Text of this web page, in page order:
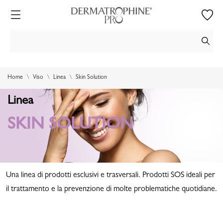
Home Viso Linea Skin Solution
Linea
SKIN SOLUTION
Una linea di prodotti esclusivi e trasversali. Prodotti SOS ideali per
il trattamento e la prevenzione di molte problematiche quotidiane.